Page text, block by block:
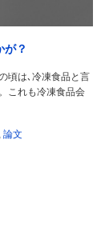
が？
頃は､冷凍食品と言
これも冷凍食品会
論文